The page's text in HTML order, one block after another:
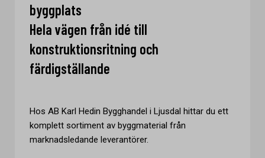
byggplats
Hela vägen från idé till
konstruktionsritning och
färdigställande
Hos AB Karl Hedin Bygghandel i Ljusdal hittar du ett
komplett sortiment av byggmaterial från
marknadsledande leverantörer.